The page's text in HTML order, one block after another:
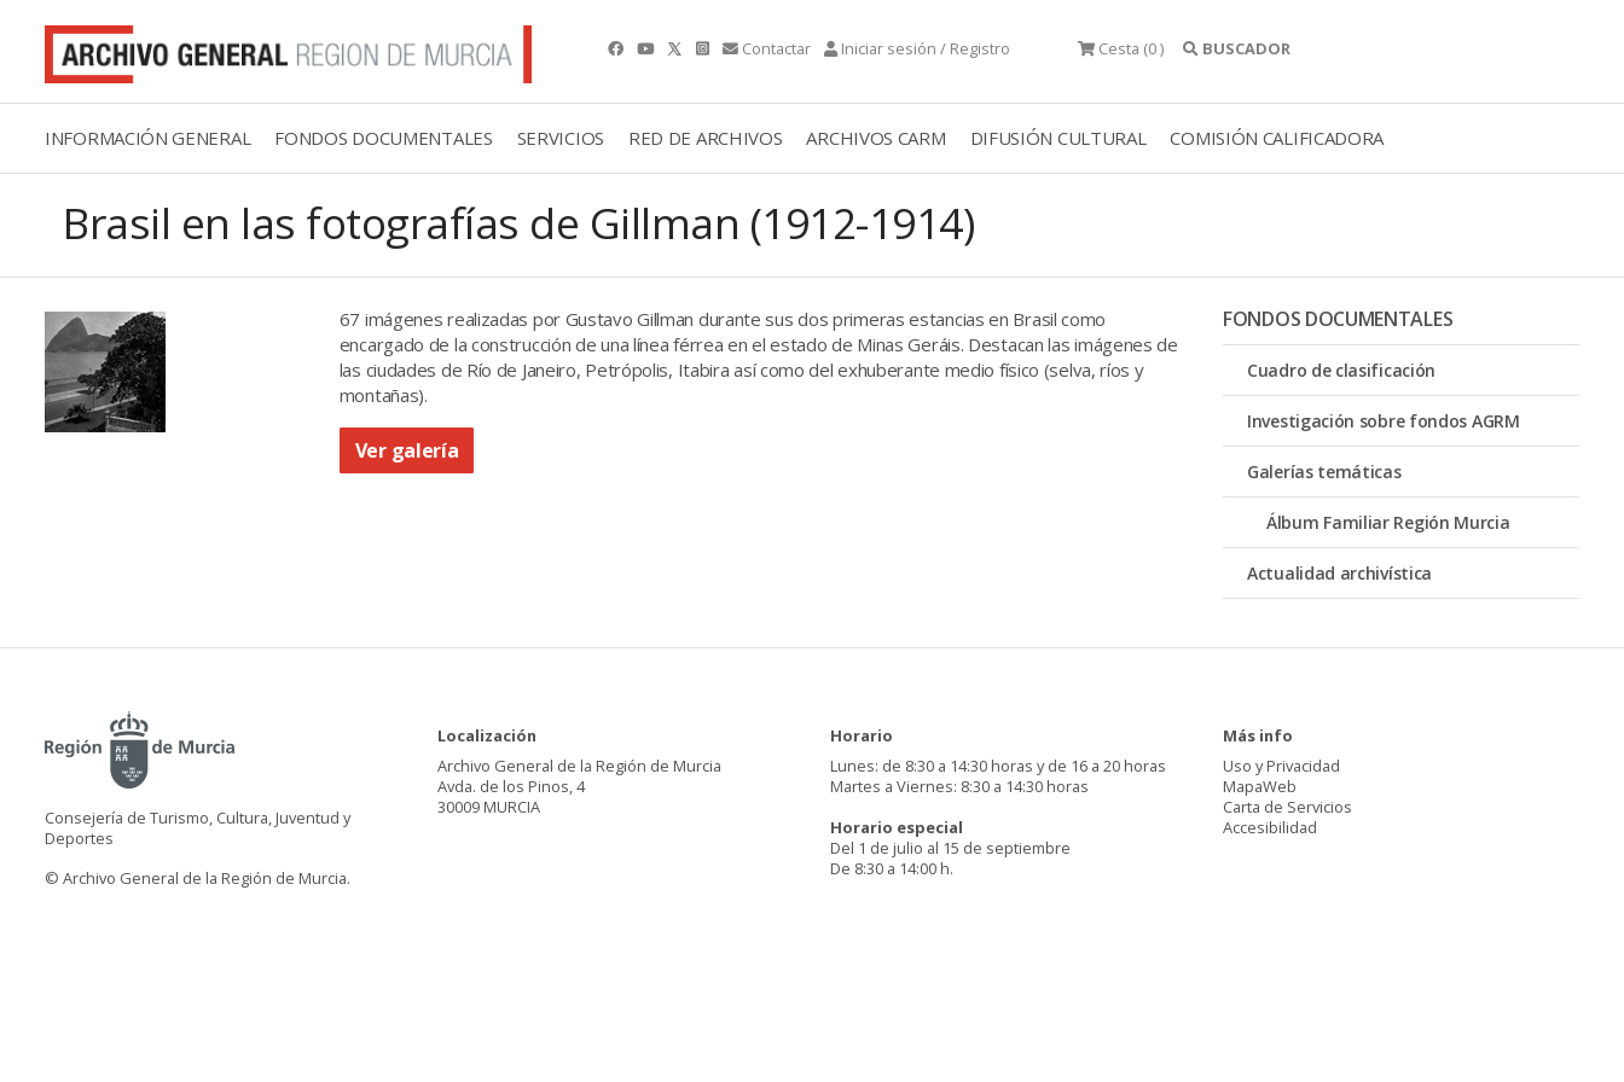
Contactar Iniciar sesión / Registro Cesta (0 ) BUSCADOR
INFORMACIÓN GENERAL FONDOS DOCUMENTALES SERVICIOS RED DE ARCHIVOS ARCHIVOS CARM DIFUSIÓN CULTURAL COMISIÓN CALIFICADORA
Brasil en las fotografías de Gillman (1912-1914)
67 imágenes realizadas por Gustavo Gillman durante sus dos primeras estancias en Brasil como
encargado de la construcción de una línea férrea en el estado de Minas Geráis. Destacan las imágenes de
las ciudades de Río de Janeiro, Petrópolis, Itabira así como del exhuberante medio físico (selva, ríos y
montañas).
Ver galería
FONDOS DOCUMENTALES
Cuadro de clasificación
Investigación sobre fondos AGRM
Galerías temáticas
Álbum Familiar Región Murcia
Actualidad archivística
Consejería de Turismo, Cultura, Juventud y
Deportes
© Archivo General de la Región de Murcia.
Localización
Archivo General de la Región de Murcia
Avda. de los Pinos, 4
30009 MURCIA
Horario
Lunes: de 8:30 a 14:30 horas y de 16 a 20 horas
Martes a Viernes: 8:30 a 14:30 horas
Horario especial
Del 1 de julio al 15 de septiembre
De 8:30 a 14:00 h.
Más info
Uso y Privacidad
MapaWeb
Carta de Servicios
Accesibilidad